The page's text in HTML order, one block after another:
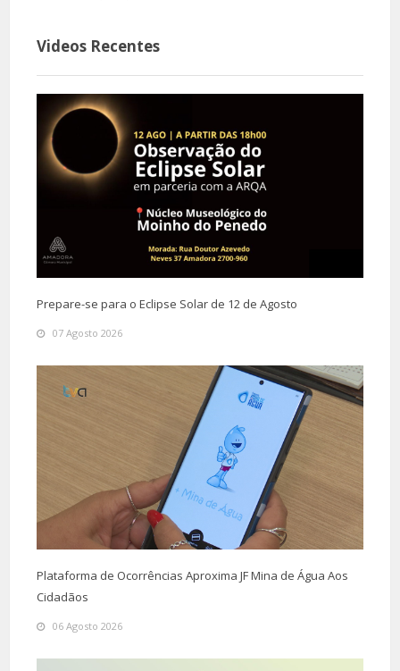
Videos Recentes
Prepare-se para o Eclipse Solar de 12 de Agosto
07 Agosto 2026
Plataforma de Ocorrências Aproxima JF Mina de Água Aos
Cidadãos
06 Agosto 2026